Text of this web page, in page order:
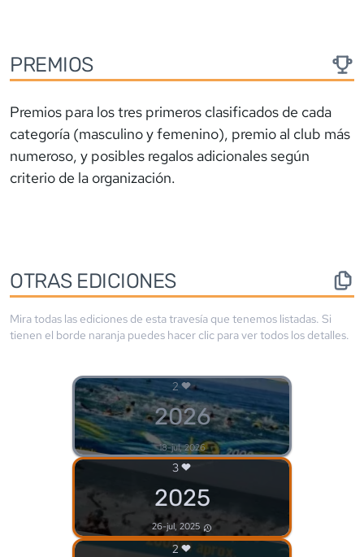
PREMIOS
Premios para los tres primeros clasificados de cada
categoría (masculino y femenino), premio al club más
numeroso, y posibles regalos adicionales según
criterio de la organización.
OTRAS EDICIONES
Mira todas las ediciones de esta travesía que tenemos listadas. Si
tienen el borde naranja puedes hacer clic para ver todos los detalles.
2
2026
18-jul, 2026
3
2025
26-jul, 2025
2